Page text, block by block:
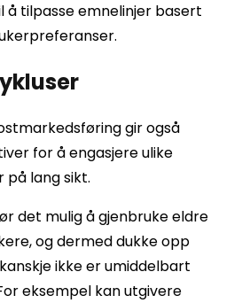
å tilpasse emnelinjer basert
gir også
for å engasjere ulike
lang sikt.
det mulig å gjenbruke eldre
og dermed dukke opp
ikke er umiddelbart
eksempel kan utgivere